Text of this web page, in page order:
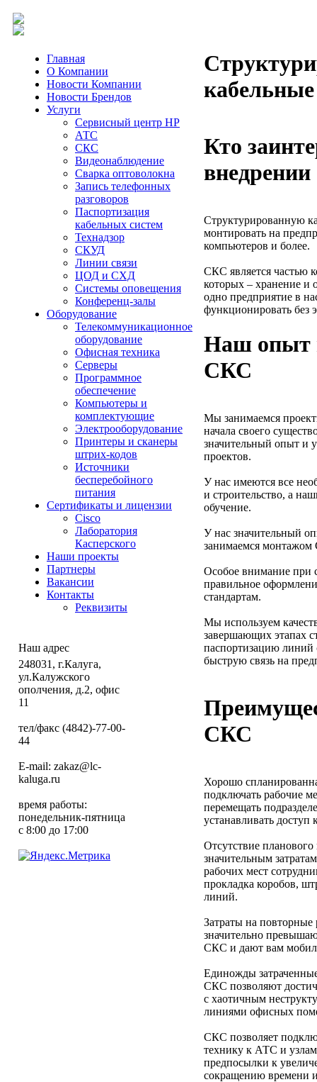
Главная
О Компании
Новости Компании
Новости Брендов
Услуги
Сервисный центр HP
АТС
СКС
Видеонаблюдение
Сварка оптоволокна
Запись телефонных
разговоров
Паспортизация
кабельных систем
Технадзор
СКУД
Линии связи
ЦОД и СХД
Системы оповещения
Конференц-залы
Оборудование
Телекоммуникационное
оборудование
Офисная техника
Серверы
Программное
обеспечение
Компьютеры и
комплектующие
Электрооборудование
Принтеры и сканеры
штрих-кодов
Источники
бесперебойного
питания
Сертификаты и лицензии
Cisco
Лаборатория
Касперского
Наши проекты
Партнеры
Вакансии
Контакты
Реквизиты
Наш адрес
248031, г.Калуга,
ул.Калужского
ополчения, д.2, офис
11
тел/факс (4842)-77-00-
44
E-mail: zakaz@lc-
kaluga.ru
время работы:
понедельник-пятница
с 8:00 до 17:00
Кто
Структурированную
монтировать на
компьютеров и более.
СКС является частью
которых – хранение и
одно предприятие в
функционировать без
Наш опыт
СКС
Мы занимаемся
начала своего
значительный опыт и
проектов.
У нас имеются все
и строительство, а
обучение.
У нас значительный
занимаемся
Особое внимание при
правильное
стандартам.
Мы используем
завершающих этапах
паспортизацию линий
быструю связь на
СКС
Хорошо
подключать рабочие
перемещать
устанавливать
Отсутствие
значительным
рабочих мест
прокладка коробов,
линий.
Затраты на повторные
значительно
СКС и дают вам
Единожды
СКС позволяют
с хаотичным
линиями офисных
СКС позволяет
технику к АТС и
предпосылки к
сокращению времени и